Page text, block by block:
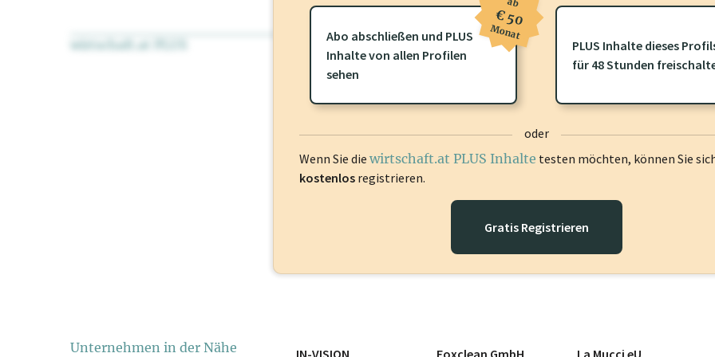
wirtschaft.at PLUS Für dieses Profil gibt es zusätzliche wirtschaft.at PLUS Inhaltedie Sie
frei oder loggen Sie sich ein um diese Inhalte zu sehen.
Abo abschließen und PLUS
Inhalte von allen Profilen
sehen
€ 50
Monat
PLUS Inhalte dieses
für 48 Stunden
oder
Wenn Sie die wirtschaft.at PLUS Inhalte testen möchten, können Sie
kostenlos registrieren.
Gratis Registrieren
Unternehmen in der Nähe IN-VISION Foxclean GmbH La Mucci eU